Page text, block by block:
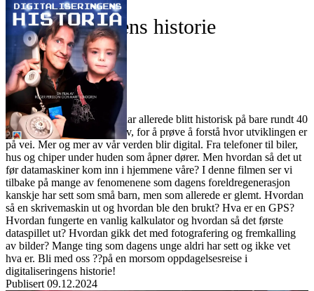
Digitaliseringens historie
Film
Forfatter:
Leverandør:
Norgesfilm AS
Lisens:
Digitaliseringsutviklingen har allerede blitt historisk på bare rundt 40
år. En historie vi kan lære av, for å prøve å forstå hvor utviklingen er
på vei. Mer og mer av vår verden blir digital. Fra telefoner til biler,
hus og chiper under huden som åpner dører. Men hvordan så det ut
før datamaskiner kom inn i hjemmene våre? I denne filmen ser vi
tilbake på mange av fenomenene som dagens foreldregenerasjon
kanskje har sett som små barn, men som allerede er glemt. Hvordan
så en skrivemaskin ut og hvordan ble den brukt? Hva er en GPS?
Hvordan fungerte en vanlig kalkulator og hvordan så det første
dataspillet ut? Hvordan gikk det med fotografering og fremkalling
av bilder? Mange ting som dagens unge aldri har sett og ikke vet
hva er. Bli med oss ??på en morsom oppdagelsesreise i
digitaliseringens historie!
Publisert 09.12.2024